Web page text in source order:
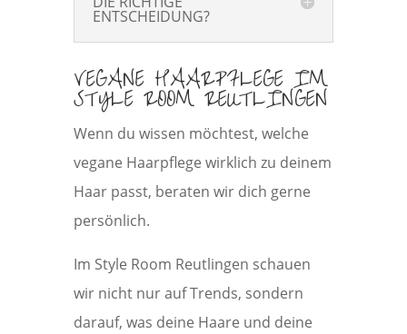
ENTSCHEIDUNG?
VEGANE HAARPFLEGE IM
STYLE ROOM REUTLINGEN
Wenn du wissen möchtest, welche
vegane Haarpflege wirklich zu deinem
Haar passt, beraten wir dich gerne
persönlich.
Im Style Room Reutlingen schauen
wir nicht nur auf Trends, sondern
darauf, was deine Haare und deine